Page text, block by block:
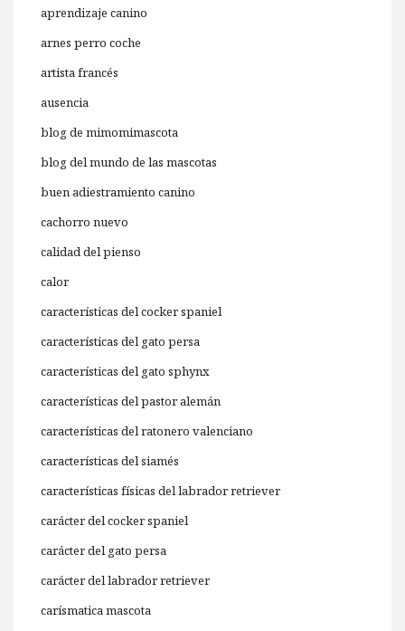
aprendizaje canino
arnes perro coche
artista francés
ausencia
blog de mimomimascota
blog del mundo de las mascotas
buen adiestramiento canino
cachorro nuevo
calidad del pienso
calor
características del cocker spaniel
características del gato persa
características del gato sphynx
características del pastor alemán
características del ratonero valenciano
características del siamés
características físicas del labrador retriever
carácter del cocker spaniel
carácter del gato persa
carácter del labrador retriever
carísmatica mascota